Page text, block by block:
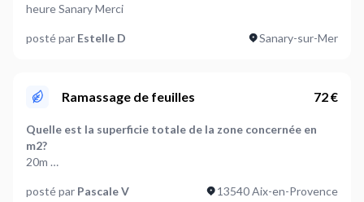
heure Sanary Merci
posté par Estelle D Sanary-sur-Mer
Ramassage de feuilles 72 €
Quelle est la superficie totale de la zone concernée en
m2?
20m
Que faut-il faire des feuilles ramassées ?
posté par Pascale V 13540 Aix-en-Provence